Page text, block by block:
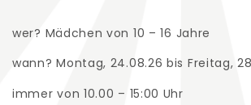
wer? Mädchen von 10 – 16 Jahre
wann? Montag, 24.08.26 bis Freitag,
immer von 10.00 – 15:00 Uhr